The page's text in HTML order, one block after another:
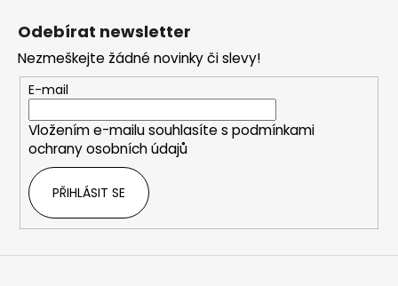
a
c
í
p
r
ý
p
Odebírat newsletter
Nezmeškejte žádné novinky či slevy!
E-mail
Vložením e-mailu souhlasíte s podmínkami
ochrany osobních údajů
PŘIHLÁSIT SE